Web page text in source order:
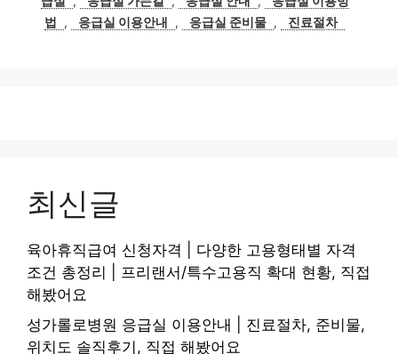
법
, 응급실 이용안내 , 응급실 준비물 , 진료절차
최신글
육아휴직급여 신청자격 | 다양한 고용형태별 자격
조건 총정리 | 프리랜서/특수고용직 확대 현황, 직접
해봤어요
성가롤로병원 응급실 이용안내 | 진료절차, 준비물,
위치도 솔직후기, 직접 해봤어요